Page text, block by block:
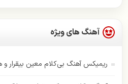
حمید هیراد
رامین بی باک
آهنگ های ویژه
ریمیکس آهنگ بی‌کلام معین بیقرار و